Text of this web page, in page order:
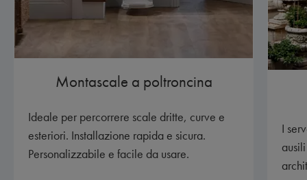
Montascale a poltroncina
Ideale per percorrere scale dritte, curve e
esteriori. Installazione rapida e sicura.
Personalizzabile e facile da usare.
I